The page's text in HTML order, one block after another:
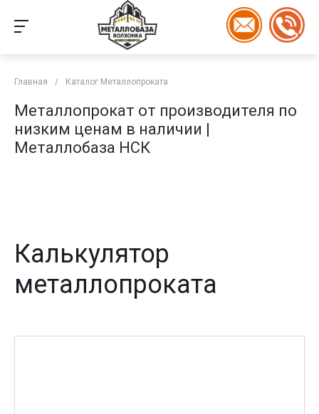
Главная / Каталог Металлопроката
Металлопрокат от производителя по
низким ценам в наличии |
Металлобаза НСК
Калькулятор
металлопроката